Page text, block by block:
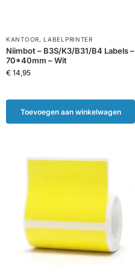
KANTOOR,LABELPRINTER
Niimbot – B3S/K3/B31/B4 Labels –
70*40mm – Wit
€ 14,95
Toevoegen aan winkelwagen